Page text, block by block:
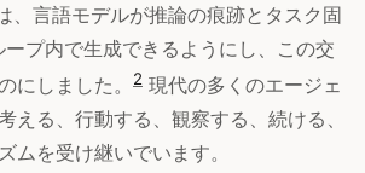
、言語モデルが推論の痕跡とタスク固
プ内で生成できるようにし、この交
にしました。
2 現代の多くのエージェ
える、行動する、観察する、続ける、
ムを受け継いでいます。